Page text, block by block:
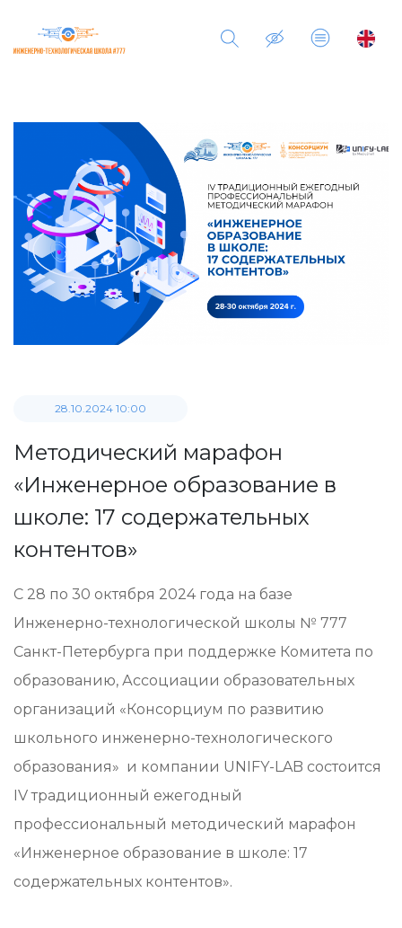
28.10.2024 10:00
Методический марафон
«Инженерное образование в
школе: 17 содержательных
контентов»
С 28 по 30 октября 2024 года на базе
Инженерно-технологической школы № 777
Санкт-Петербурга при поддержке Комитета по
образованию, Ассоциации образовательных
организаций «Консорциум по развитию
школьного инженерно-технологического
образования» и компании UNIFY-LAB состоится
IV традиционный ежегодный
профессиональный методический марафон
«Инженерное образование в школе: 17
содержательных контентов».